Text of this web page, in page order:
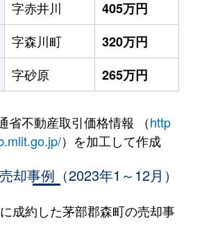
字赤井川
405万円
字森川町
320万円
字砂原 265万円
省不動産取引価格情報 （http
）を加工して作成
却事例（2023年1～12月）
成約した茅部郡森町の売却事